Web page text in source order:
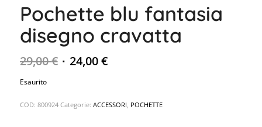
Pochette blu fantasia
disegno cravatta
29,00€ 24,00€
Esaurito
COD: 800924 Categorie: ACCESSORI, POCHETTE